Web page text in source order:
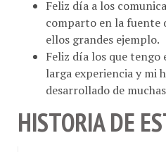
comparto en la fuente
ellos grandes ejemplo.
Feliz día los que tengo
larga experiencia y mi
desarrollado de muchas
HISTORIA DE